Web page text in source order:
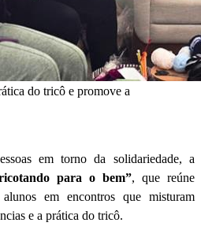
do tricô e promove a
em torno da solidariedade, a
para o bem”, que reúne
em encontros que misturam
e a prática do tricô.